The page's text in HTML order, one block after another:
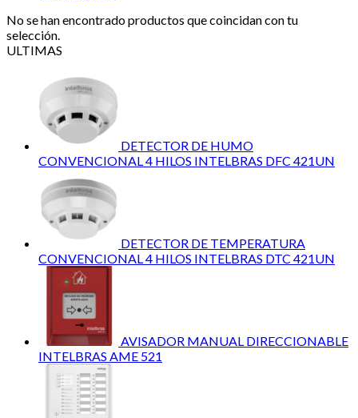
No se han encontrado productos que coincidan con tu
selección.
ULTIMAS
DETECTOR DE HUMO
CONVENCIONAL 4 HILOS INTELBRAS DFC 421UN
DETECTOR DE TEMPERATURA
CONVENCIONAL 4 HILOS INTELBRAS DTC 421UN
AVISADOR MANUAL DIRECCIONABLE
INTELBRAS AME 521